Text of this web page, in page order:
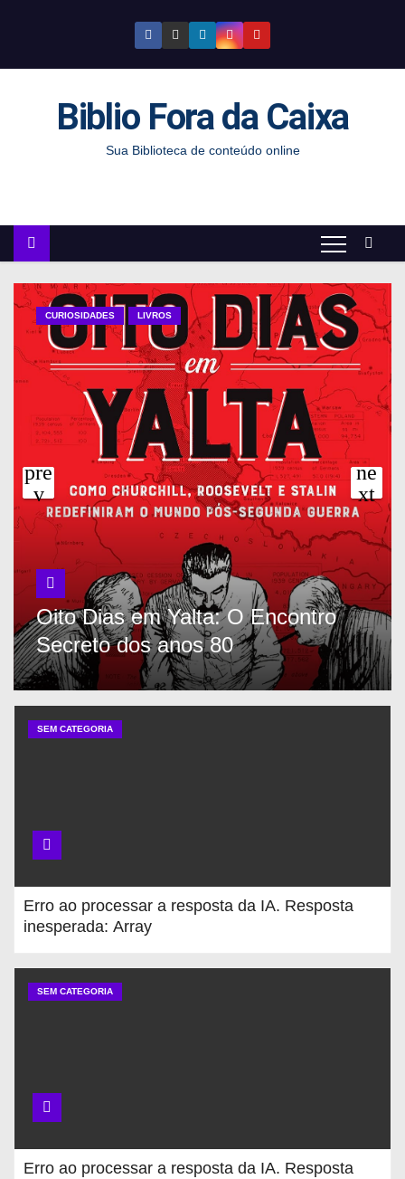
e
Biblio Fora da Caixa
Sua Biblioteca de conteúdo online
CURIOSIDADES LIVROS
Oito Dias em Yalta: O Encontro
Secreto dos anos 80
SEM CATEGORIA
Erro ao processar a resposta da IA. Resposta
inesperada: Array
SEM CATEGORIA
Erro ao processar a resposta da IA. Resposta